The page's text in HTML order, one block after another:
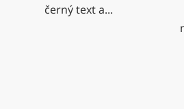
černý text a...